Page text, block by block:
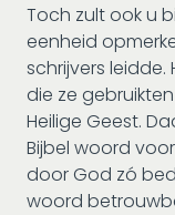
Toch zult ook u
eenheid
schrijvers
die ze
Heilige Geest.
Bijbel woord
door God zó
woord